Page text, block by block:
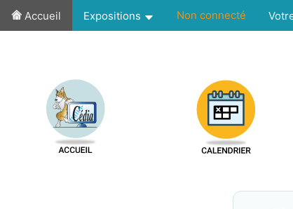
Accueil Expositions Non connecté